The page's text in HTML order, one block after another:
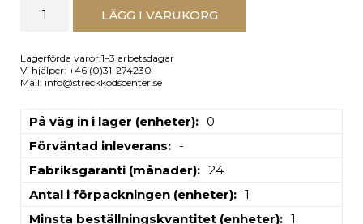
LÄGG I VARUKORG
Lagerförda varor:1–3 arbetsdagar
Vi hjälper: +46 (0)31-274230
Mail: info@streckkodscenter.se
På väg in i lager (enheter)
0
Förväntad inleverans
-
Fabriksgaranti (månader)
24
Antal i förpackningen (enheter)
1
Minsta beställningskvantitet (enheter)
1